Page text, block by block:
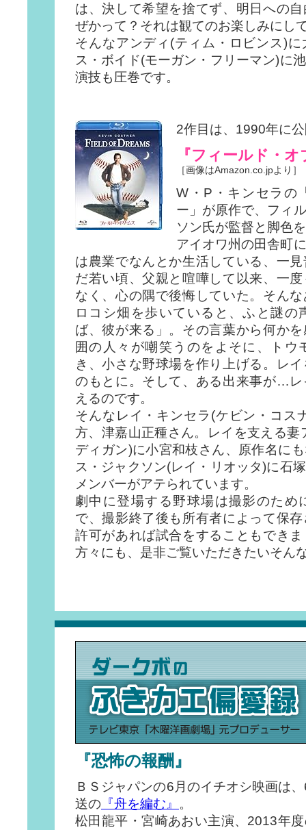
は、決して希望を捨てず、明日への
ぜかって？それは観てのお楽しみにし
そんなアンディ(ティム・ロビンス)
ス・ボイド(モーガン・フリーマン)に
演技も圧巻です。
2作目は、1990年に
『フィールド・
［画像はAmazon.co.jpより］
W・P・キンセラの
ー」が原作で、フィ
ソン氏が監督と脚色
アイオワ州の田舎町
は農業でなんとか生活している、一
だ若い頃、父親と喧嘩して以来、一
なく、心の隅で後悔していた。そん
ロコシ畑を歩いていると、ふと謎
ば、彼が来る」。その言葉から何か
囲の人々が嘲笑うのをよそに、トウ
き、小さな野球場を作り上げる。レ
のもとに。そして、ある出来事が…
えるのです。
そんなレイ・キンセラ(ケビン・コス
方、津嘉山正種さん。レイを支える妻
ディガン)に小宮和枝さん、原作名に
ス・ジャクソン(レイ・リオッタ)に石
メンバーがアテられています。
劇中に登場する野球場は撮影のため
で、撮影終了後も所有者によって保
許可があれば試合をすることもでき
方々にも、是非ご覧いただきたいそん
『恐怖の報酬』
ＢＳジャパンの6月のイチオシ映画は
送の 『舟を編む』 。
松田龍平・宮崎あおい主演、2013年